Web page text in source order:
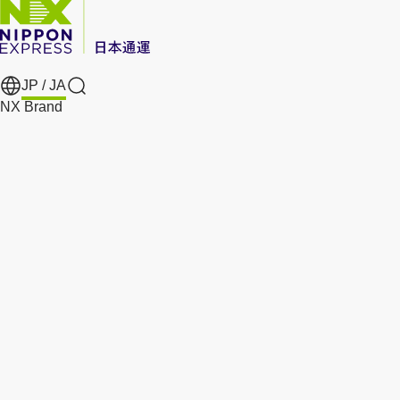
JP /JA
Search
NX Brand